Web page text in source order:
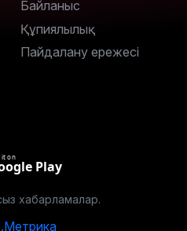
Байланыс
Құпиялылық
Пайдалану ережесі
it on
Play
хабарламалар.